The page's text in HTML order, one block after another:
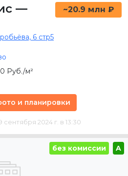
—
~20.9 млн ₽
6 стр5
Руб./м²
и планировки
2024 г. в 13:30
без комиссии A